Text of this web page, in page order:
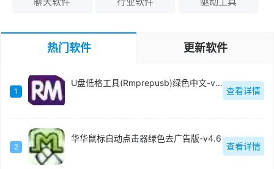
热门软件 更新软件
1
U盘低格工具(Rmprepusb)绿色中文-v2.1.744
查看详情
2
华华鼠标自动点击器绿色去广告版-v4.6
查看详情